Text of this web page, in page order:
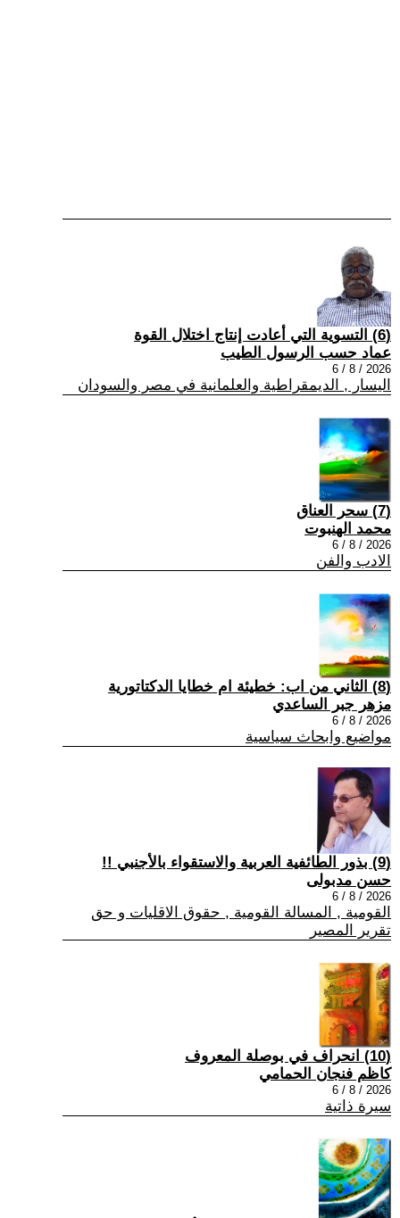
(6) التسوية التي أعادت إنتاج اختلال القوة
عماد حسب الرسول الطيب
2026 / 8 / 6
اليسار , الديمقراطية والعلمانية في مصر والسودان
(7) سحر العناق
محمد الهنبوت
2026 / 8 / 6
الادب والفن
(8) الثاني من اب: خطيئة ام خطايا الدكتاتورية
مزهر جبر الساعدي
2026 / 8 / 6
مواضيع وابحاث سياسية
(9) بذور الطائفية العربية والاستقواء بالأجنبي !!
حسن مدبولى
2026 / 8 / 6
القومية , المسالة القومية , حقوق الاقليات و حق
تقرير المصير
(10) انحراف في بوصلة المعروف
كاظم فنجان الحمامي
2026 / 8 / 6
سيرة ذاتية